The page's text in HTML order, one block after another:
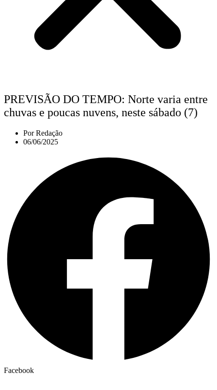
PREVISÃO DO TEMPO: Norte varia entre
chuvas e poucas nuvens, neste sábado (7)
PorRedação
06/06/2025
Facebook